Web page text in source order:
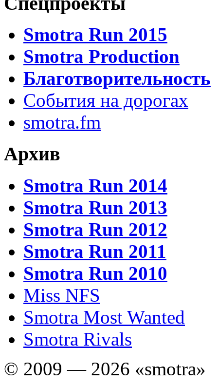
Smotra Run 2015
Smotra Production
Благотворительность
События на дорогах
smotra.fm
Архив
Smotra Run 2014
Smotra Run 2013
Smotra Run 2012
Smotra Run 2011
Smotra Run 2010
Miss NFS
Smotra Most Wanted
Smotra Rivals
© 2009 — 2026 «smotra»